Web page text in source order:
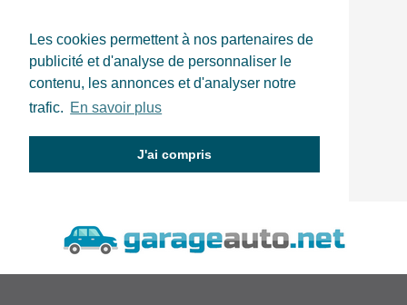
Les cookies permettent à nos partenaires de
publicité et d'analyse de personnaliser le
contenu, les annonces et d'analyser notre
trafic. En savoir plus
J'ai compris